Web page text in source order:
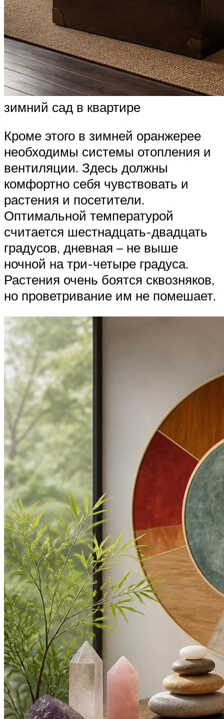
зимний сад в квартире
Кроме этого в зимней оранжерее
необходимы системы отопления и
вентиляции. Здесь должны
комфортно себя чувствовать и
растения и посетители.
Оптимальной температурой
считается шестнадцать-двадцать
градусов, дневная – не выше
ночной на три-четыре градуса.
Растения очень боятся сквозняков,
но проветривание им не помешает.